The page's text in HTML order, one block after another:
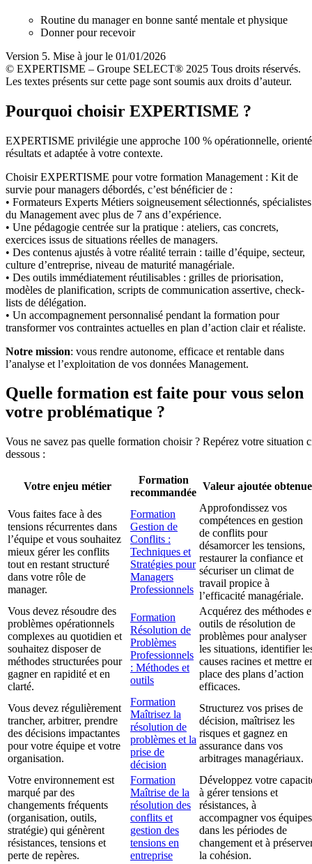
Routine du manager en bonne santé mentale et physique
Donner pour recevoir
Version 5. Mise à jour le 01/01/2026
© EXPERTISME – Groupe SELECT® 2025 Tous droits réservés.
Les textes présents sur cette page sont soumis aux droits d’auteur.
Pourquoi choisir EXPERTISME ?
EXPERTISME privilégie une approche 100 % opérationnelle,
résultats et adaptée à votre contexte.
Choisir EXPERTISME pour votre formation Management : Kit de
survie pour managers débordés, c’est bénéficier de :
• Formateurs Experts Métiers soigneusement sélectionnés, spécialistes
du Management avec plus de 7 ans d’expérience.
• Une pédagogie centrée sur la pratique : ateliers, cas concrets,
exercices issus de situations réelles de managers.
• Des contenus ajustés à votre réalité terrain : taille d’équipe, secteur,
culture d’entreprise, niveau de maturité managériale.
• Des outils immédiatement réutilisables : grilles de priorisation,
modèles de planification, scripts de communication assertive, check-
lists de délégation.
• Un accompagnement personnalisé pendant la formation pour
transformer vos contraintes actuelles en plan d’action clair et réaliste.
Notre mission: vous rendre autonome, efficace et rentable dans
l’analyse et l’exploitation de vos données Management.
Quelle formation est faite pour vous selon
votre problématique ?
Vous ne savez pas quelle formation choisir ? Repérez votre situation
dessous :
Votre enjeu métier
Formation
recommandée
Valeur ajoutée obtenue
Vous faites face à des
tensions récurrentes dans
l’équipe et vous souhaitez
mieux gérer les conflits
tout en restant structuré
dans votre rôle de
manager.
Formation
Gestion de
Conflits :
Techniques et
Stratégies pour
Managers
Professionnels
Approfondissez vos
compétences en gestion
de conflits pour
désamorcer les tensions,
restaurer la confiance et
sécuriser un climat de
travail propice à
l’efficacité managériale.
Vous devez résoudre des
problèmes opérationnels
complexes au quotidien et
souhaitez disposer de
méthodes structurées pour
gagner en rapidité et en
clarté.
Formation
Résolution de
Problèmes
Professionnels
: Méthodes et
outils
Acquérez des méthodes
outils de résolution de
problèmes pour analyser
les situations, identifier
causes racines et mettre
place des plans d’action
efficaces.
Vous devez régulièrement
trancher, arbitrer, prendre
des décisions impactantes
pour votre équipe et votre
organisation.
Formation
Maîtrisez la
résolution de
problèmes et la
prise de
décision
Structurez vos prises de
décision, maîtrisez les
risques et gagnez en
assurance dans vos
arbitrages managériaux.
Votre environnement est
marqué par des
changements fréquents
(organisation, outils,
stratégie) qui génèrent
résistances, tensions et
perte de repères.
Formation
Maîtrise de la
résolution des
conflits et
gestion des
tensions en
entreprise
Développez votre
à gérer tensions et
résistances, à
accompagner vos équipes
dans les périodes de
changement et à
la cohésion.